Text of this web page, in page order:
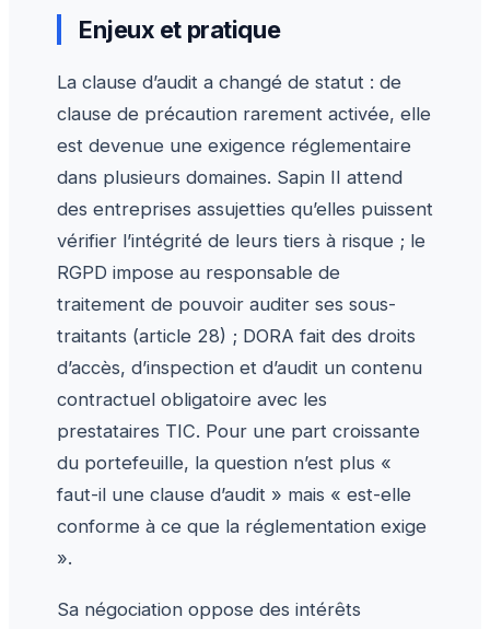
Enjeux et pratique
La clause d’audit a changé de statut : de
clause de précaution rarement activée, elle
est devenue une exigence réglementaire
dans plusieurs domaines. Sapin II attend
des entreprises assujetties qu’elles puissent
vérifier l’intégrité de leurs tiers à risque ; le
RGPD impose au responsable de
traitement de pouvoir auditer ses sous-
traitants (article 28) ; DORA fait des droits
d’accès, d’inspection et d’audit un contenu
contractuel obligatoire avec les
prestataires TIC. Pour une part croissante
du portefeuille, la question n’est plus «
faut-il une clause d’audit » mais « est-elle
conforme à ce que la réglementation exige
».
Sa négociation oppose des intérêts